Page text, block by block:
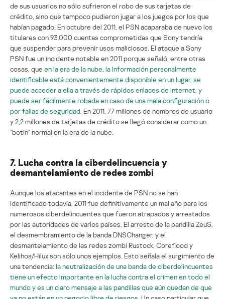
de sus usuarios no sólo sufrieron el robo de sus tarjetas de
crédito, sino que tampoco pudieron jugar a los juegos por los que
habían pagado. En octubre del 2011, el PSN acaparaba de nuevo los
titulares con 93.000 cuentas comprometidas que Sony tendría
que suspender para prevenir usos maliciosos. El ataque a Sony
PSN fue un incidente notable en 2011 porque señaló, entre otras
cosas, que en la era de la nube, la Información personalmente
identificable está convenientemente disponible en un lugar, se
puede acceder a ella a través de rápidos enlaces de Internet, y
puede ser fácilmente robada en caso de una mala configuración o
por fallas de seguridad. En 2011, 77 millones de nombres de usuario
y 2,2 millones de tarjetas de crédito se llegó considerar como un
“botín” normal en la era de la nube.
7. Lucha contra la ciberdelincuencia y
desmantelamiento de redes zombi
Aunque los atacantes en el incidente de PSN no se han
identificado todavía, 2011 fue definitivamente un mal año para los
numerosos ciberdelincuentes que fueron atrapados y arrestados
por las autoridades de varios países. El arresto de la pandilla ZeuS,
el desmembramiento de la banda DNSChanger, y el
desmantelamiento de las redes zombi Rustock, Coreflood y
Kelihos/Hilux son sólo unos ejemplos. Esto señala el surgimiento de
una tendencia: la neutralización de una banda de ciberdelincuentes
tiene un efecto importante en la lucha contra el crimen en todo el
mundo y es un claro mensaje a las pandillas que aún quedan de que